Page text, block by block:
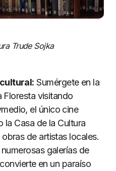
Trude Sojka
Sumérgete en la
Floresta visitando
el único cine
la Casa de la Cultura
de artistas locales.
galerías de
en un paraíso